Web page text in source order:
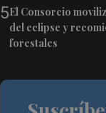
5El Consorcio
del eclipse y
forestales